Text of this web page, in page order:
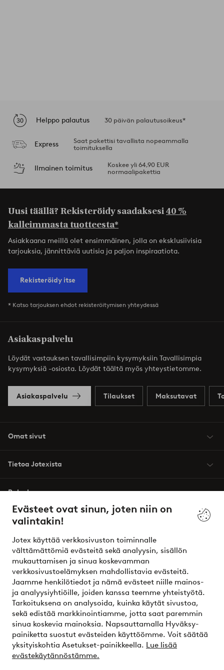
Evästeet ovat sinun, joten niin on
valintakin!
Jotex käyttää verkkosivuston toiminnalle
välttämättömiä evästeitä sekä analyysin, sisällön
mukauttamisen ja sinua koskevamman
verkkosivustoelämyksen mahdollistavia evästeitä.
Jaamme henkilötiedot ja nämä evästeet niille mainos-
ja analyysiyhtiöille, joiden kanssa teemme yhteistyötä.
Tarkoituksena on analysoida, kuinka käytät sivustoa,
sekä edistää markkinointiamme, jotta saat paremmin
sinua koskevia mainoksia. Napsauttamalla Hyväksy-
painiketta suostut evästeiden käyttöömme. Voit säätää
yksityiskohtia Asetukset-painikkeella. Lue lisää
evästekäytännöstämme.
Helppo palautus 30 päivän palautusoikeus*
Express
Saat pakettisi tavallista nopeammalla
toimituksella
Ilmainen toimitus
Koskee yli 64,90 EUR
normaalipakettia
Uusi täällä? Rekisteröidy saadaksesi40 %
kalleimmasta tuotteesta*
Asiakkaana meillä olet ensimmäinen, jolla on eksklusiivisia
tarjouksia, jännittäviä uutisia ja paljon inspiraatiota.
Rekisteröidy itse
* Katso tarjouksen ehdot rekisteröitymisen yhteydessä
Asiakaspalvelu
Löydät vastauksen tavallisimpiin kysymyksiin Tavallisimpia
kysymyksiä -osiosta. Löydät täältä myös yhteystietomme.
Asiakaspalvelu Tilaukset Maksutavat
Omat sivut
Tietoa Jotexista
Palvelumme
Ehdot
Ystävät
Turvalliset maksut – maksa nyt tai erissä
Haluatko tietää lisää maksuvaihtoehdoistamme?
elpy